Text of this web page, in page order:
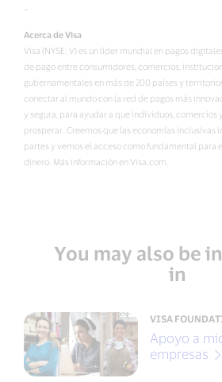
-
Acerca de Visa
Visa (NYSE: V) es un líder mundial en pagos
de pago entre consumidores, comercios,
gubernamentales en más de 200 países y
conectar al mundo con la red de pagos más
y segura, para ayudar a que individuos, comercios
prosperar. Creemos que las economías inclusivas
partes y vemos el acceso como fundamental para
dinero. Más información en Visa.com.
You may also be
in
VISA
Apoyo a
empresas